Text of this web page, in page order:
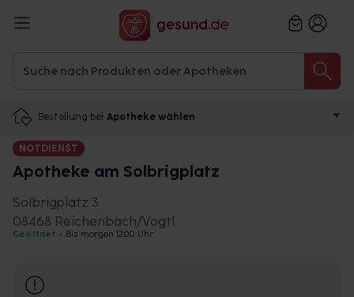
Bestellung bei Apotheke wählen
NOTDIENST
Apotheke am Solbrigplatz
Solbrigplatz 3
08468 Reichenbach/Vogtl.
Geöffnet • Bis morgen 12:00 Uhr